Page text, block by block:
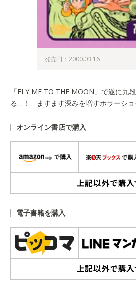
発売日：2000.03.16
「FLY ME TO THE MOON」で遂に九
る…！ ますます深みを増すホラーショ
オンライン書店で購入
電子書籍を購入